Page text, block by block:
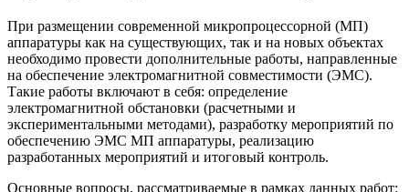
При размещении современной микропроцессорной (МП)
аппаратуры как на существующих, так и на новых объектах
необходимо провести дополнительные работы, направленные
на обеспечение электромагнитной совместимости (ЭМС).
Такие работы включают в себя: определение
электромагнитной обстановки (расчетными и
экспериментальными методами), разработку мероприятий по
обеспечению ЭМС МП аппаратуры, реализацию
разработанных мероприятий и итоговый контроль.
Основные вопросы, рассматриваемые в рамках данных работ: